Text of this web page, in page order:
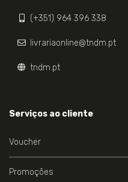
(+351) 964 396 338
livrariaonline@tndm.pt
tndm.pt
Serviços ao cliente
Voucher
Promoções